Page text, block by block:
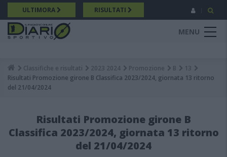
Salta
al
contenuto
principale
ULTIMORA RISULTATI
MENU
Breadcrumb
Classifiche e risultati 2023 2024 Promozione B
13
Risultati Promozione girone B Classifica 2023/2024, giornata 13 ritorno
del 21/04/2024
Risultati Promozione girone B
Classifica 2023/2024, giornata 13 ritorno
del 21/04/2024